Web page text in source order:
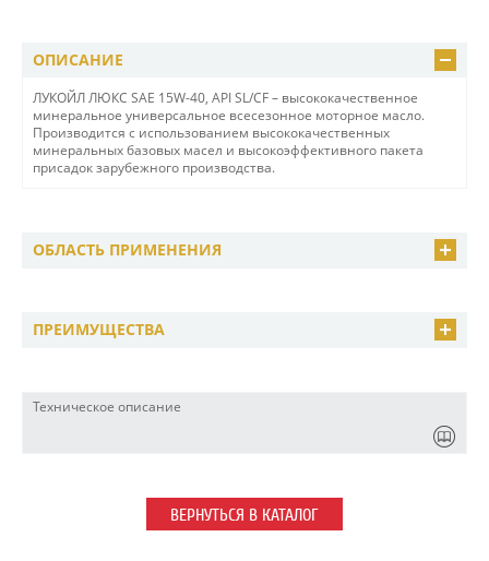
ОПИСАНИЕ
ЛУКОЙЛ ЛЮКС SAE 15W-40, API SL/CF – высококачественное
минеральное универсальное всесезонное моторное масло.
Производится с использованием высококачественных
минеральных базовых масел и высокоэффективного пакета
присадок зарубежного производства.
ОБЛАСТЬ ПРИМЕНЕНИЯ
ПРЕИМУЩЕСТВА
Техническое описание
ВЕРНУТЬСЯ В КАТАЛОГ